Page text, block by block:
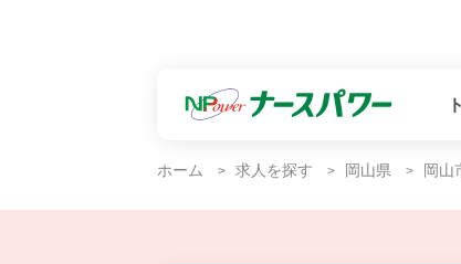
ホーム 求人を探す 岡山県 岡山